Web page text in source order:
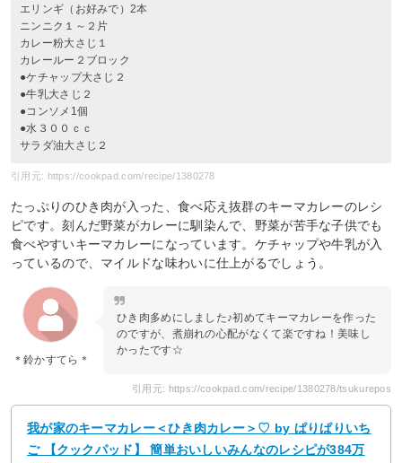
エリンギ（お好みで）2本
ニンニク１～２片
カレー粉大さじ１
カレールー２ブロック
●ケチャップ大さじ２
●牛乳大さじ２
●コンソメ1個
●水３００ｃｃ
サラダ油大さじ２
引用元: https://cookpad.com/recipe/1380278
たっぷりのひき肉が入った、食べ応え抜群のキーマカレーのレシ
ピです。刻んだ野菜がカレーに馴染んで、野菜が苦手な子供でも
食べやすいキーマカレーになっています。ケチャップや牛乳が入
っているので、マイルドな味わいに仕上がるでしょう。
＊鈴かすてら＊
ひき肉多めにしました♪初めてキーマカレーを作った
のですが、煮崩れの心配がなくて楽ですね！美味し
かったです☆
引用元: https://cookpad.com/recipe/1380278/tsukurepos
我が家のキーマカレー＜ひき肉カレー＞♡ by ぱりぱりいち
ご 【クックパッド】 簡単おいしいみんなのレシピが384万